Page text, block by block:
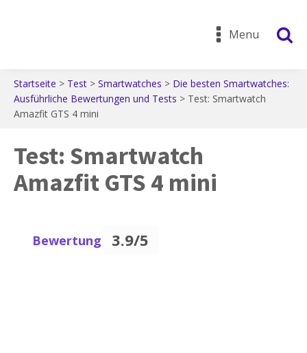
Menu
Startseite > Test > Smartwatches > Die besten Smartwatches:
Ausführliche Bewertungen und Tests > Test: Smartwatch
Amazfit GTS 4 mini
Test: Smartwatch
Amazfit GTS 4 mini
Bewertung 3.9/5